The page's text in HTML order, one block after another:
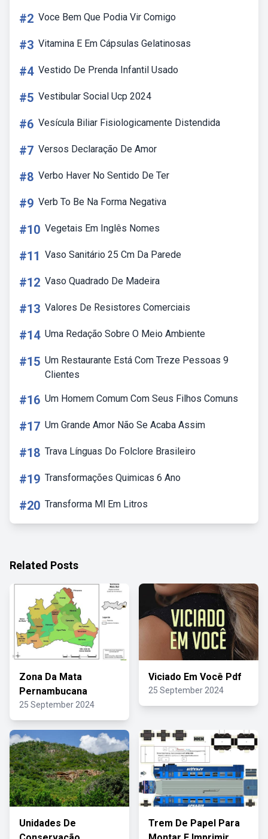
#2 Voce Bem Que Podia Vir Comigo
#3 Vitamina E Em Cápsulas Gelatinosas
#4 Vestido De Prenda Infantil Usado
#5 Vestibular Social Ucp 2024
#6 Vesícula Biliar Fisiologicamente Distendida
#7 Versos Declaração De Amor
#8 Verbo Haver No Sentido De Ter
#9 Verb To Be Na Forma Negativa
#10 Vegetais Em Inglês Nomes
#11 Vaso Sanitário 25 Cm Da Parede
#12 Vaso Quadrado De Madeira
#13 Valores De Resistores Comerciais
#14 Uma Redação Sobre O Meio Ambiente
#15 Um Restaurante Está Com Treze Pessoas 9
Clientes
#16 Um Homem Comum Com Seus Filhos Comuns
#17 Um Grande Amor Não Se Acaba Assim
#18 Trava Línguas Do Folclore Brasileiro
#19 Transformações Quimicas 6 Ano
#20 Transforma Ml Em Litros
Related Posts
Zona Da Mata
Pernambucana
25 September 2024
Viciado Em Você Pdf
25 September 2024
Unidades De
Trem De Papel Para